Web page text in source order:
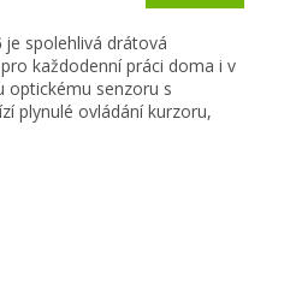
je spolehlivá drátová
každodenní práci doma i v
optickému senzoru s
plynulé ovládání kurzoru,